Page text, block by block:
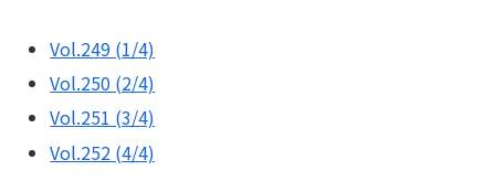
Vol.249 (1/4)
Vol.250 (2/4)
Vol.251 (3/4)
Vol.252 (4/4)